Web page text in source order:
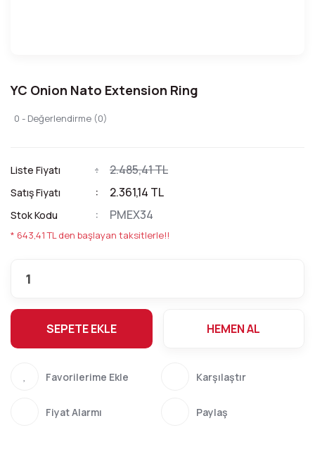
YC Onion Nato Extension Ring
0 - Değerlendirme (0)
Liste Fiyatı 2.485,41 TL
Satış Fiyatı 2.361,14 TL
Stok Kodu PMEX34
* 643,41 TL den başlayan taksitlerle!!
SEPETE EKLE HEMEN AL
Karşılaştır
Fiyat Alarmı Paylaş